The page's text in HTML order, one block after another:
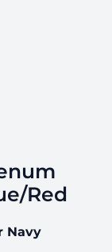
Red
Navy